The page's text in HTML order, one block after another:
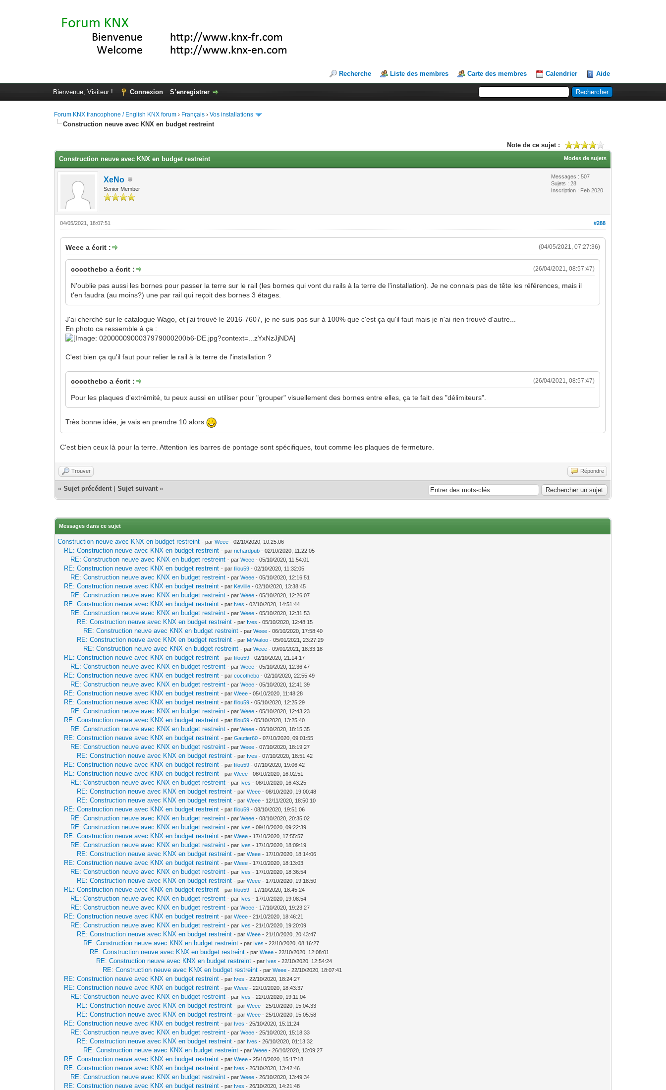
Recherche Liste des membres Carte des membres Calendrier Aide
Bienvenue, Visiteur ! Connexion S’enregistrer
Forum KNX francophone / English KNX forum › Français ›Vos installations
Construction neuve avec KNX en budget restreint
Note de ce sujet :
Modes de sujets
Construction neuve avec KNX en budget restreint
XeNo
Senior Member
Messages : 507
Sujets : 28
Inscription : Feb 2020
#288
04/05/2021, 18:07:51
(04/05/2021, 07:27:36)
Weee a écrit :
(26/04/2021, 08:57:47)
cocothebo a écrit :
N'oublie pas aussi les bornes pour passer la terre sur le rail (les bornes qui vont du rails à la terre de l'installation). Je ne connais pas de tête les références, mais il
t'en faudra (au moins?) une par rail qui reçoit des bornes 3 étages.
J'ai cherché sur le catalogue Wago, et j'ai trouvé le 2016-7607, je ne suis pas sur à 100% que c'est ça qu'il faut mais je n'ai rien trouvé d'autre...
En photo ca ressemble à ça :
C'est bien ça qu'il faut pour relier le rail à la terre de l'installation ?
(26/04/2021, 08:57:47)
cocothebo a écrit :
Pour les plaques d'extrémité, tu peux aussi en utiliser pour "grouper" visuellement des bornes entre elles, ça te fait des "délimiteurs".
Très bonne idée, je vais en prendre 10 alors
C'est bien ceux là pour la terre. Attention les barres de pontage sont spécifiques, tout comme les plaques de fermeture.
Trouver Répondre
«Sujet précédent |Sujet suivant »
Messages dans ce sujet
Construction neuve avec KNX en budget restreint - parWeee - 02/10/2020, 10:25:06
RE: Construction neuve avec KNX en budget restreint - parrichardpub - 02/10/2020, 11:22:05
RE: Construction neuve avec KNX en budget restreint - parWeee - 05/10/2020, 11:54:01
RE: Construction neuve avec KNX en budget restreint - parfilou59 - 02/10/2020, 11:32:05
RE: Construction neuve avec KNX en budget restreint - parWeee - 05/10/2020, 12:16:51
RE: Construction neuve avec KNX en budget restreint - par Kevlille - 02/10/2020, 13:38:45
RE: Construction neuve avec KNX en budget restreint - parWeee - 05/10/2020, 12:26:07
RE: Construction neuve avec KNX en budget restreint - par Ives - 02/10/2020, 14:51:44
RE: Construction neuve avec KNX en budget restreint - parWeee - 05/10/2020, 12:31:53
RE: Construction neuve avec KNX en budget restreint - par Ives - 05/10/2020, 12:48:15
RE: Construction neuve avec KNX en budget restreint - parWeee - 06/10/2020, 17:58:40
RE: Construction neuve avec KNX en budget restreint - par MrWaloo - 05/01/2021, 23:27:29
RE: Construction neuve avec KNX en budget restreint - parWeee - 09/01/2021, 18:33:18
RE: Construction neuve avec KNX en budget restreint - parfilou59 - 02/10/2020, 21:14:17
RE: Construction neuve avec KNX en budget restreint - parWeee - 05/10/2020, 12:36:47
RE: Construction neuve avec KNX en budget restreint - parcocothebo - 02/10/2020, 22:55:49
RE: Construction neuve avec KNX en budget restreint - parWeee - 05/10/2020, 12:41:39
RE: Construction neuve avec KNX en budget restreint - parWeee - 05/10/2020, 11:48:28
RE: Construction neuve avec KNX en budget restreint - parfilou59 - 05/10/2020, 12:25:29
RE: Construction neuve avec KNX en budget restreint - parWeee - 05/10/2020, 12:43:23
RE: Construction neuve avec KNX en budget restreint - parfilou59 - 05/10/2020, 13:25:40
RE: Construction neuve avec KNX en budget restreint - parWeee - 06/10/2020, 18:15:35
RE: Construction neuve avec KNX en budget restreint - parGautier60 - 07/10/2020, 09:01:55
RE: Construction neuve avec KNX en budget restreint - parWeee - 07/10/2020, 18:19:27
RE: Construction neuve avec KNX en budget restreint - par Ives - 07/10/2020, 18:51:42
RE: Construction neuve avec KNX en budget restreint - parfilou59 - 07/10/2020, 19:06:42
RE: Construction neuve avec KNX en budget restreint - parWeee - 08/10/2020, 16:02:51
RE: Construction neuve avec KNX en budget restreint - par Ives - 08/10/2020, 16:43:25
RE: Construction neuve avec KNX en budget restreint - parWeee - 08/10/2020, 19:00:48
RE: Construction neuve avec KNX en budget restreint - parWeee - 12/11/2020, 18:50:10
RE: Construction neuve avec KNX en budget restreint - parfilou59 - 08/10/2020, 19:51:06
RE: Construction neuve avec KNX en budget restreint - parWeee - 08/10/2020, 20:35:02
RE: Construction neuve avec KNX en budget restreint - par Ives - 09/10/2020, 09:22:39
RE: Construction neuve avec KNX en budget restreint - parWeee - 17/10/2020, 17:55:57
RE: Construction neuve avec KNX en budget restreint - par Ives - 17/10/2020, 18:09:19
RE: Construction neuve avec KNX en budget restreint - parWeee - 17/10/2020, 18:14:06
RE: Construction neuve avec KNX en budget restreint - parWeee - 17/10/2020, 18:13:03
RE: Construction neuve avec KNX en budget restreint - par Ives - 17/10/2020, 18:36:54
RE: Construction neuve avec KNX en budget restreint - parWeee - 17/10/2020, 19:18:50
RE: Construction neuve avec KNX en budget restreint - parfilou59 - 17/10/2020, 18:45:24
RE: Construction neuve avec KNX en budget restreint - par Ives - 17/10/2020, 19:08:54
RE: Construction neuve avec KNX en budget restreint - parWeee - 17/10/2020, 19:23:27
RE: Construction neuve avec KNX en budget restreint - parWeee - 21/10/2020, 18:46:21
RE: Construction neuve avec KNX en budget restreint - par Ives - 21/10/2020, 19:20:09
RE: Construction neuve avec KNX en budget restreint - parWeee - 21/10/2020, 20:43:47
RE: Construction neuve avec KNX en budget restreint - par Ives - 22/10/2020, 08:16:27
RE: Construction neuve avec KNX en budget restreint - parWeee - 22/10/2020, 12:08:01
RE: Construction neuve avec KNX en budget restreint - par Ives - 22/10/2020, 12:54:24
RE: Construction neuve avec KNX en budget restreint - parWeee - 22/10/2020, 18:07:41
RE: Construction neuve avec KNX en budget restreint - par Ives - 22/10/2020, 18:24:27
RE: Construction neuve avec KNX en budget restreint - parWeee - 22/10/2020, 18:43:37
RE: Construction neuve avec KNX en budget restreint - par Ives - 22/10/2020, 19:11:04
RE: Construction neuve avec KNX en budget restreint - parWeee - 25/10/2020, 15:04:33
RE: Construction neuve avec KNX en budget restreint - parWeee - 25/10/2020, 15:05:58
RE: Construction neuve avec KNX en budget restreint - par Ives - 25/10/2020, 15:11:24
RE: Construction neuve avec KNX en budget restreint - parWeee - 25/10/2020, 15:18:33
RE: Construction neuve avec KNX en budget restreint - par Ives - 26/10/2020, 01:13:32
RE: Construction neuve avec KNX en budget restreint - parWeee - 26/10/2020, 13:09:27
RE: Construction neuve avec KNX en budget restreint - parWeee - 25/10/2020, 15:17:18
RE: Construction neuve avec KNX en budget restreint - par Ives - 26/10/2020, 13:42:46
RE: Construction neuve avec KNX en budget restreint - parWeee - 26/10/2020, 13:49:34
RE: Construction neuve avec KNX en budget restreint - par Ives - 26/10/2020, 14:21:48